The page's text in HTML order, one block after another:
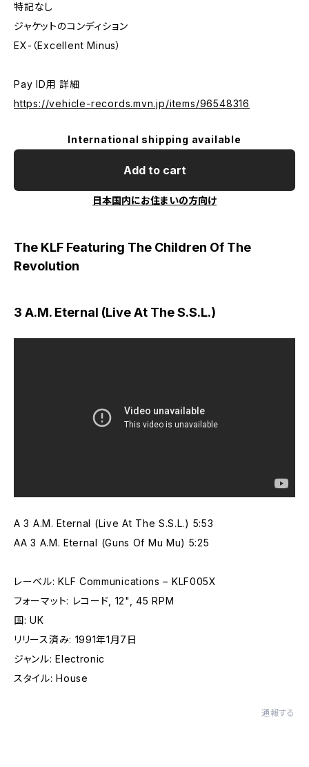
特記なし
ジャケットのコンディション
EX-（Excellent Minus）
Pay ID用 詳細
https://vehicle-records.mvn.jp/items/96548316
International shipping available
Add to cart
日本国内にお住まいの方向け
The KLF Featuring The Children Of The
Revolution
3 A.M. Eternal (Live At The S.S.L.)
A 3 A.M. Eternal (Live At The S.S.L.) 5:53
AA 3 A.M. Eternal (Guns Of Mu Mu) 5:25
レーベル: KLF Communications – KLF005X
フォーマット: レコード, 12", 45 RPM
国: UK
リリース済み: 1991年1月7日
ジャンル: Electronic
スタイル: House
通報する